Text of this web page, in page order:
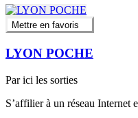
Mettre en favoris
LYON POCHE
Par ici les sorties
S’affilier à un réseau Internet